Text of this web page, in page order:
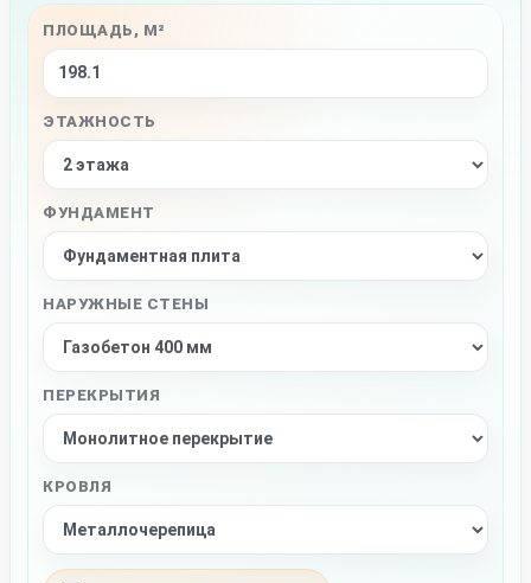
ПЛОЩАДЬ, М²
ЭТАЖНОСТЬ
ФУНДАМЕНТ
НАРУЖНЫЕ СТЕНЫ
ПЕРЕКРЫТИЯ
КРОВЛЯ